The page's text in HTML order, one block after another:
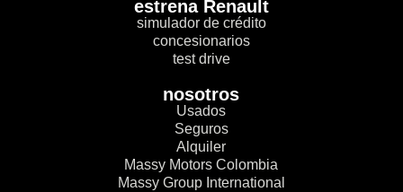
estrena Renault
simulador de crédito
concesionarios
test drive
nosotros
Usados
Seguros
Alquiler
Massy Motors Colombia
Massy Group International